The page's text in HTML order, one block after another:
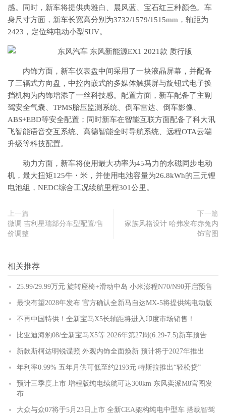
感。同时，新车将提供典雅白、晨风蓝、宝石红三种颜色。车
身尺寸方面，新车长宽高分别为3732/1579/1515mm，轴距为
2423，定位纯电动小型SUV。
内饰方面，新车仪表盘中间采用了一块液晶屏幕，并配备
了三辐式方向盘，中控内嵌式的多媒体触摸屏与旋钮式电子换
挡机构为内饰增添了一丝科技感。配置方面，新车配备了主副
驾安全气囊、TPMS胎压监测系统、倒车雷达、倒车影像、
ABS+EBD等安全配置；同时新车在智能互联方面配备了科大讯
飞智能语音交互系统、高德智能全时导航系统、远程OTA云端
升级等科技配置。
动力方面，新车将使用最大功率为45马力的永磁同步电动
机，最大扭矩125牛・米，并使用电池容量为26.8kWh的三元锂
电池组，NEDC综合工况续航里程301公里。
上一篇
微调 吉利星瑞部分车型配置/售
价调整
下一篇
家族风格设计 哈弗发布赤兔内
饰官图
相关推荐
25.99/29.99万元 旋转座椅+滑动中岛 小米澎程N70/N90开启预售
最快有望2028年发布 官方确认全新马自达MX-5将提供纯电动版
不再中国特供！全新宝马X5长轴距将进入印度市场销售！
比亚迪海豹08/全新宝马X5等 2026年第27周(6.29-7.5)新车预告
新款斯柯达明锐谍照 外观内饰全面焕新 预计将于2027年推出
年利率0.99% 五年月供可低至约2193元 特斯拉推出“轻松贷”
预计三季度上市 增程版纯电续航可达300km 东风奕派M8官图发
布
大众与众07将于5月23日上市 全新CEA架构纯电中型车 搭载智驾